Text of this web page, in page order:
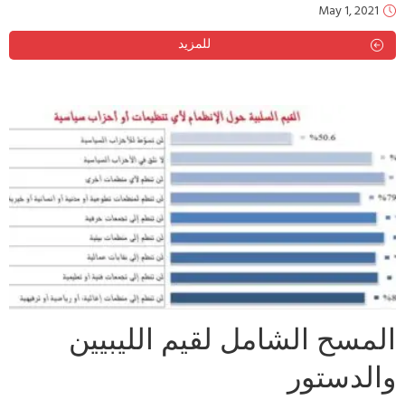
May 1, 2021
للمزيد
المسح الشامل لقيم الليبيين
والدستور